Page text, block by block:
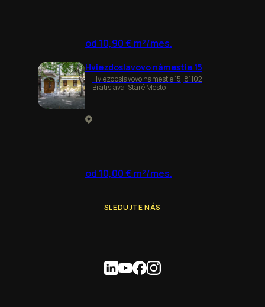
od 10,90 € m²/mes.
Hviezdoslavovo námestie 15
Hviezdoslavovo námestie 15, 81102
Bratislava-Staré Mesto
od 10,00 € m²/mes.
SLEDUJTE NÁS